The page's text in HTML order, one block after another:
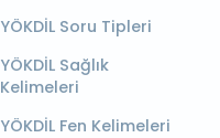
YÖKDİL Soru Tipleri
YÖKDİL Sağlık
Kelimeleri
YÖKDİL Fen Kelimeleri